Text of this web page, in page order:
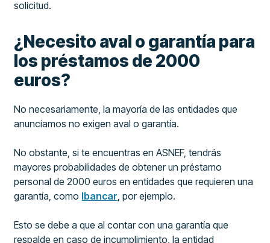
solicitud.
¿Necesito aval o garantía para
los préstamos de 2000
euros?
No necesariamente, la mayoría de las entidades que
anunciamos no exigen aval o garantía.
No obstante, si te encuentras en ASNEF, tendrás
mayores probabilidades de obtener un préstamo
personal de 2000 euros en entidades que requieren una
garantía, como Ibancar, por ejemplo.
Esto se debe a que al contar con una garantía que
respalde en caso de incumplimiento, la entidad